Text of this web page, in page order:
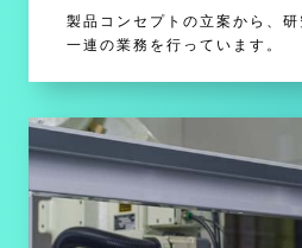
製品コンセプトの立案から、
一連の業務を行っています。